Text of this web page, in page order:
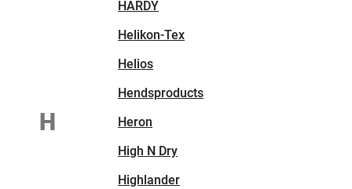
H
HARDY
Helikon-Tex
Helios
Hendsproducts
Heron
High N Dry
Highlander